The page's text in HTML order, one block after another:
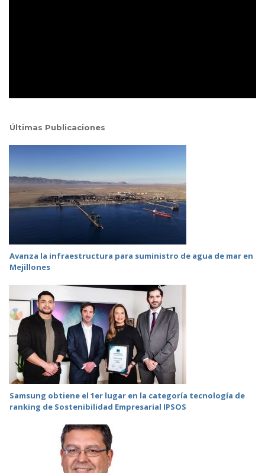
Últimas Publicaciones
Avanza la infraestructura para suministro de agua de mar en
Mejillones
Samsung obtiene el 1er lugar en la categoría tecnología de
ranking de Sostenibilidad Empresarial IPSOS